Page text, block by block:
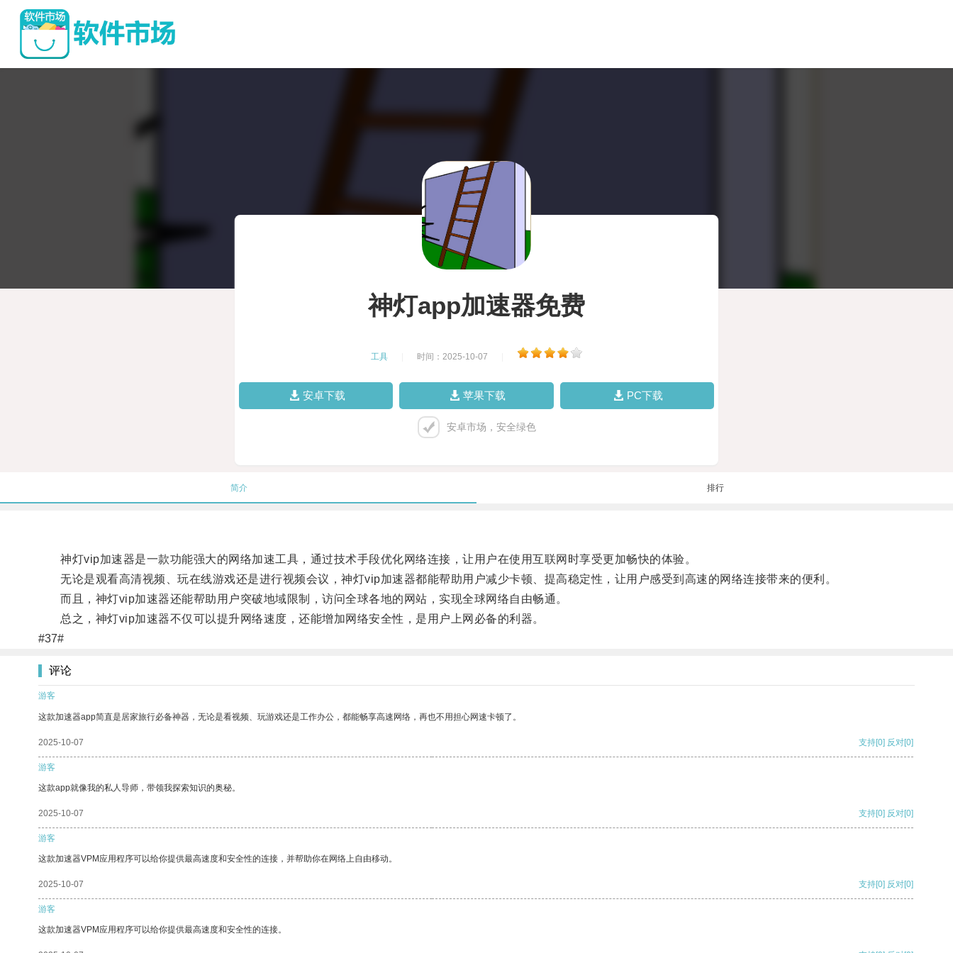
神灯app加速器免费
工具 时间：2025-10-07
安卓下载 苹果下载 PC下载
安卓市场，安全绿色
简介 排行
神灯vip加速器是一款功能强大的网络加速工具，通过技术手段优化网络连接，让用户在使用互联网时享受更加畅快的体验。
无论是观看高清视频、玩在线游戏还是进行视频会议，神灯vip加速器都能帮助用户减少卡顿、提高稳定性，让用户感受到高速的网络连接带来的便利。
而且，神灯vip加速器还能帮助用户突破地域限制，访问全球各地的网站，实现全球网络自由畅通。
总之，神灯vip加速器不仅可以提升网络速度，还能增加网络安全性，是用户上网必备的利器。
#37#
评论
游客
这款加速器app简直是居家旅行必备神器，无论是看视频、玩游戏还是工作办公，都能畅享高速网络，再也不用担心网速卡顿了。
2025-10-07 支持[0] 反对[0]
游客
这款app就像我的私人导师，带领我探索知识的奥秘。
2025-10-07 支持[0] 反对[0]
游客
这款加速器VPM应用程序可以给你提供最高速度和安全性的连接，并帮助你在网络上自由移动。
2025-10-07 支持[0] 反对[0]
游客
这款加速器VPM应用程序可以给你提供最高速度和安全性的连接。